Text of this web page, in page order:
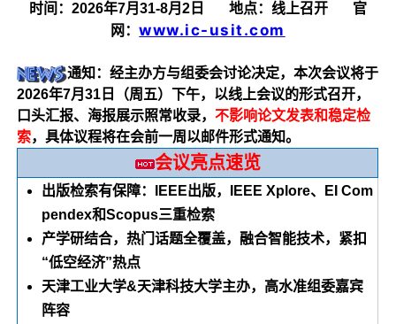
时间：2026年7月31-8月2日 地点：线上召开 官
网：www.ic-usit.com
通知：经主办方与组委会讨论决定，本次会议将于
2026年7月31日（周五）下午，以线上会议的形式召开，
口头汇报、海报展示照常收录，不影响论文发表和稳定检
索，具体议程将在会前一周以邮件形式通知。
会议亮点速览
出版检索有保障：IEEE出版，IEEE Xplore、EI Com
pendex和Scopus三重检索
产学研结合，热门话题全覆盖，融合智能技术，紧扣
“低空经济”热点
天津工业大学&天津科技大学主办，高水准组委嘉宾
阵容